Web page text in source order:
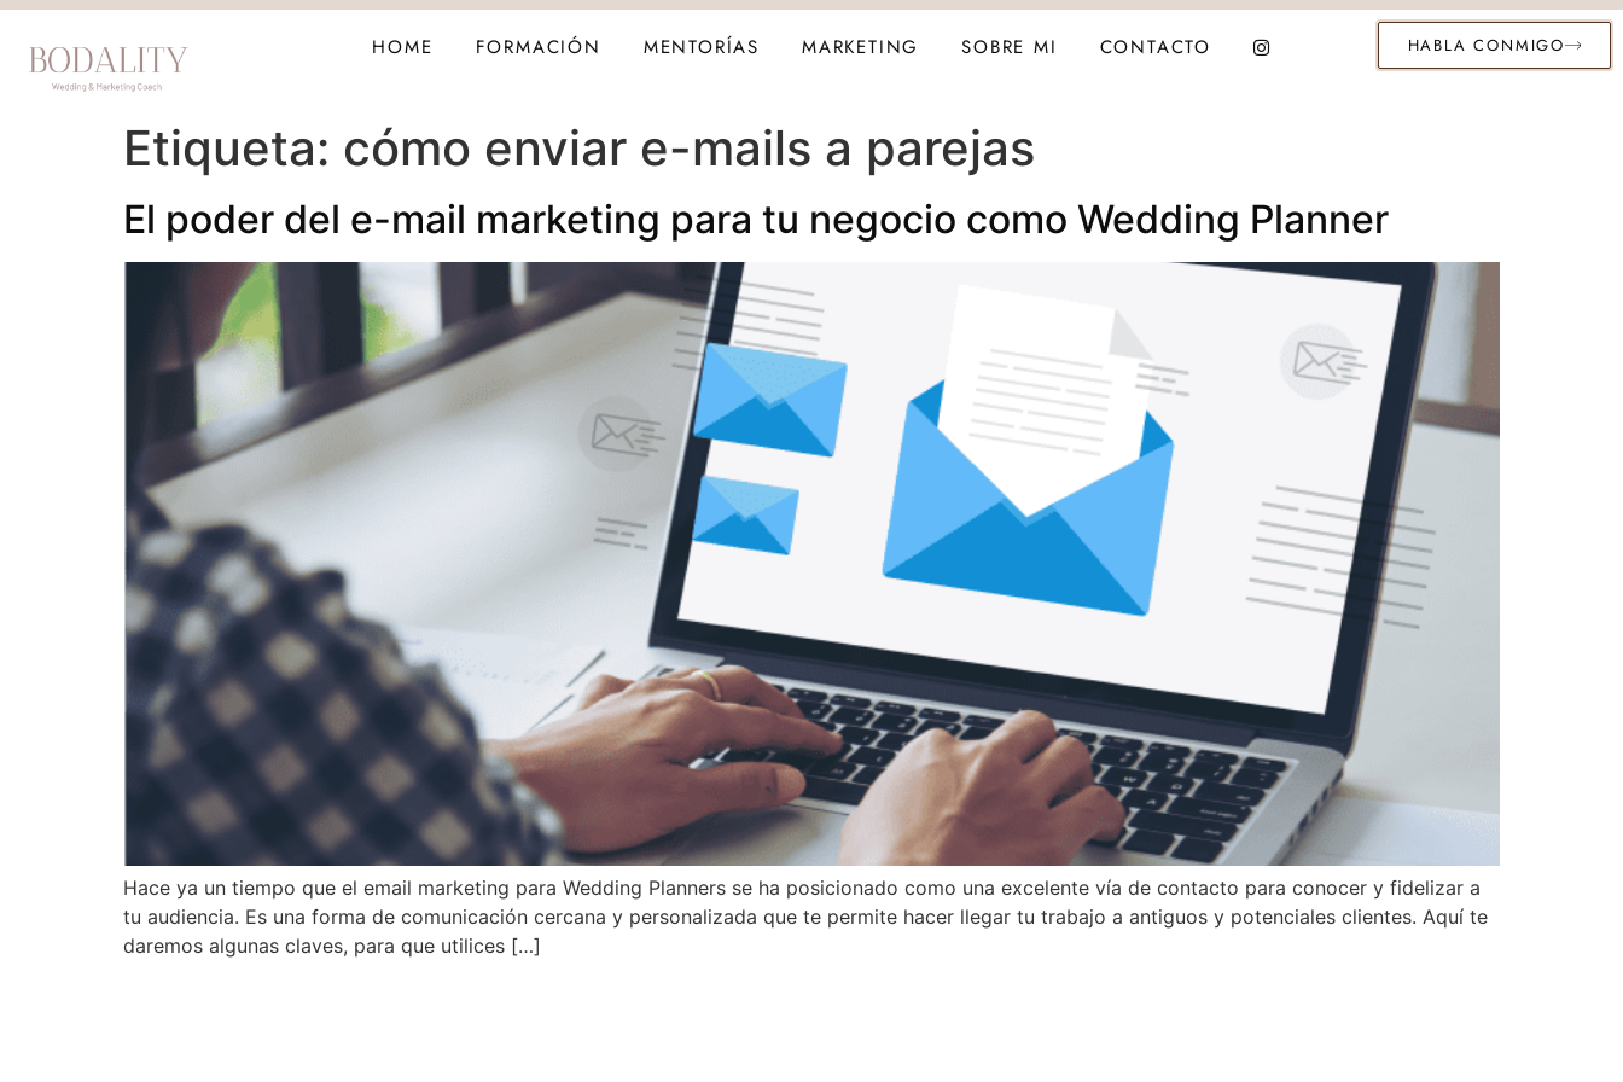
HOME FORMACIÓN MENTORÍAS MARKETING SOBRE MI CONTACTO HABLA CONMIGO
Etiqueta: cómo enviar e-mails a parejas
El poder del e-mail marketing para tu negocio como Wedding Planner
Hace ya un tiempo que el email marketing para Wedding Planners se ha posicionado como una excelente vía de contacto para conocer y fidelizar a
tu audiencia. Es una forma de comunicación cercana y personalizada que te permite hacer llegar tu trabajo a antiguos y potenciales clientes. Aquí te
daremos algunas claves, para que utilices […]